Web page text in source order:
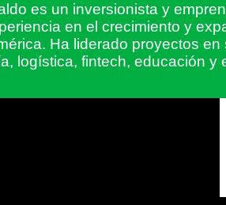
es un inversionista y
en el crecimiento y
Ha liderado proyectos en
logística, fintech, educación y